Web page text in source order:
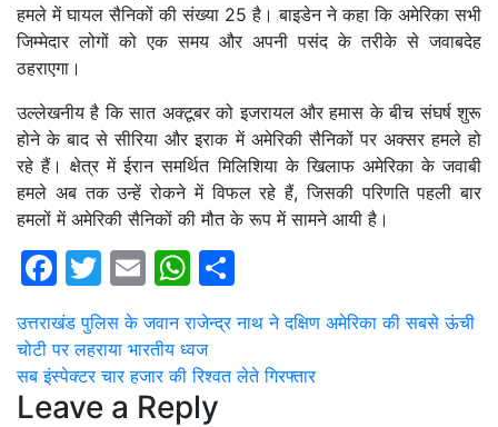
हमले में घायल सैनिकों की संख्या 25 है। बाइडेन ने कहा कि अमेरिका सभी
जिम्मेदार लोगों को एक समय और अपनी पसंद के तरीके से जवाबदेह
ठहराएगा।
उल्लेखनीय है कि सात अक्टूबर को इजरायल और हमास के बीच संघर्ष शुरू
होने के बाद से सीरिया और इराक में अमेरिकी सैनिकों पर अक्सर हमले हो
रहे हैं। क्षेत्र में ईरान समर्थित मिलिशिया के खिलाफ अमेरिका के जवाबी
हमले अब तक उन्हें रोकने में विफल रहे हैं, जिसकी परिणति पहली बार
हमलों में अमेरिकी सैनिकों की मौत के रूप में सामने आयी है।
Facebook
Twitter
EmailWhatsApp
Post
navigation
उत्तराखंड पुलिस के जवान राजेन्द्र नाथ ने दक्षिण अमेरिका की सबसे ऊंची
चोटी पर लहराया भारतीय ध्वज
सब इंस्पेक्टर चार हजार की रिश्वत लेते गिरफ्तार
Leave a Reply